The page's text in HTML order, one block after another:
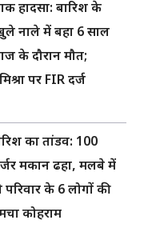
हादसा: बारिश के
नाले में बहा 6 साल
के दौरान मौत;
पर FIR दर्ज
का तांडव: 100
मकान ढहा, मलबे में
के 6 लोगों की
कोहराम